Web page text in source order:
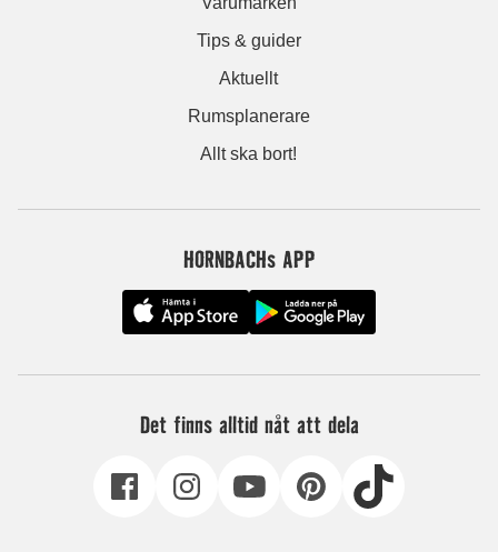
Tips & guider
Aktuellt
Rumsplanerare
Allt ska bort!
HORNBACHs APP
Det finns alltid nåt att dela